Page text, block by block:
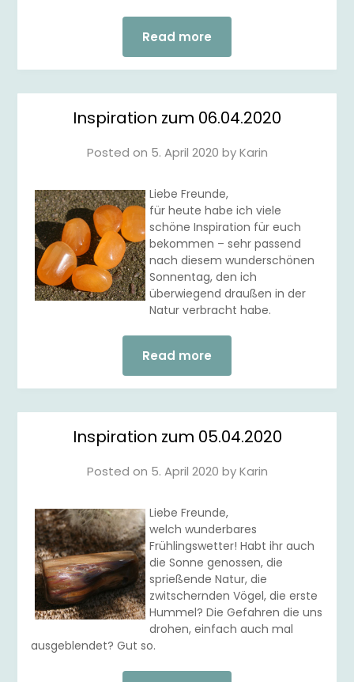
Read more
Inspiration zum 06.04.2020
Posted on 5. April 2020 byKarin
Liebe Freunde,
für heute habe ich viele
schöne Inspiration für euch
bekommen – sehr passend
nach diesem wunderschönen
Sonnentag, den ich
überwiegend draußen in der
Natur verbracht habe.
Read more
Inspiration zum 05.04.2020
Posted on 5. April 2020 byKarin
Liebe Freunde,
welch wunderbares
Frühlingswetter! Habt ihr auch
die Sonne genossen, die
sprießende Natur, die
zwitschernden Vögel, die erste
Hummel? Die Gefahren die uns
drohen, einfach auch mal
ausgeblendet? Gut so.